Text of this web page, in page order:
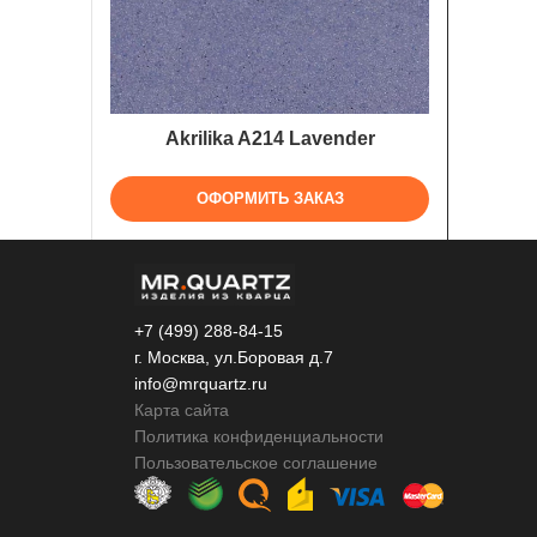
Akrilika A214 Lavender
ОФОРМИТЬ ЗАКАЗ
+7 (499) 288-84-15
г. Москва, ул.Боровая д.7
info@mrquartz.ru
Карта сайта
Политика конфиденциальности
Пользовательское соглашение